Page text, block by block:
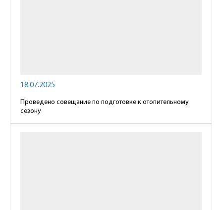
18.07.2025
Проведено совещание по подготовке к отопительному
сезону